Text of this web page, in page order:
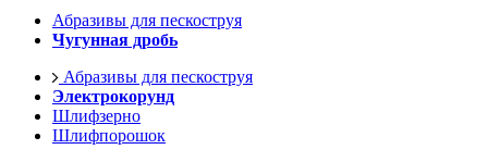
Абразивы для пескоструя
Чугунная дробь
Абразивы для пескоструя
Электрокорунд
Шлифзерно
Шлифпорошок